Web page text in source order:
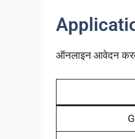
ऑनलाइन आवेदन करते